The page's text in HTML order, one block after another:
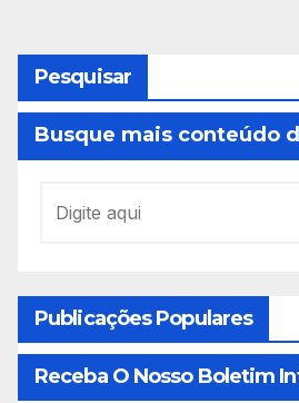
posts
Pesquisar
Busque mais conteúdo
Publicações Populares
Receba O Nosso Boletim